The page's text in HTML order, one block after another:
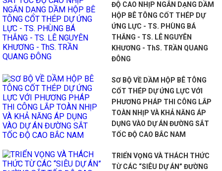
ĐỘ CAO NHỊP NGẮN DẠNG DẦM
HỘP BÊ TÔNG CỐT THÉP DỰ
ỨNG LỰC - TS. PHÙNG BÁ
THẮNG - TS. LÊ NGUYÊN
KHƯƠNG - ThS. TRẦN QUANG
ĐÔNG
SƠ BỘ VỀ DẦM HỘP BÊ TÔNG
CỐT THÉP DỰ ỨNG LỰC VỚI
PHƯƠNG PHÁP THI CÔNG LẮP
TOÀN NHỊP VÀ KHẢ NĂNG ÁP
DỤNG VÀO DỰ ÁN ĐƯỜNG SẮT
TỐC ĐỘ CAO BẮC NAM
TRIỂN VỌNG VÀ THÁCH THỨC
TỪ CÁC “SIÊU DỰ ÁN” ĐƯỜNG